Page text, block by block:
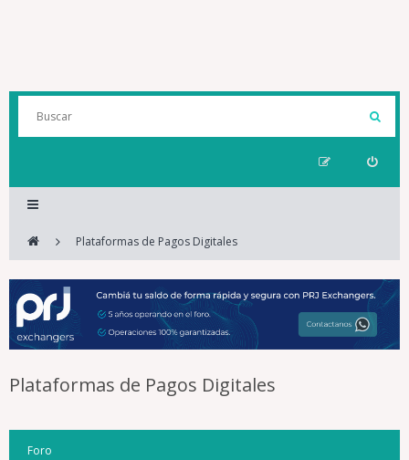
Plataformas de Pagos Digitales
Plataformas de Pagos Digitales
Foro